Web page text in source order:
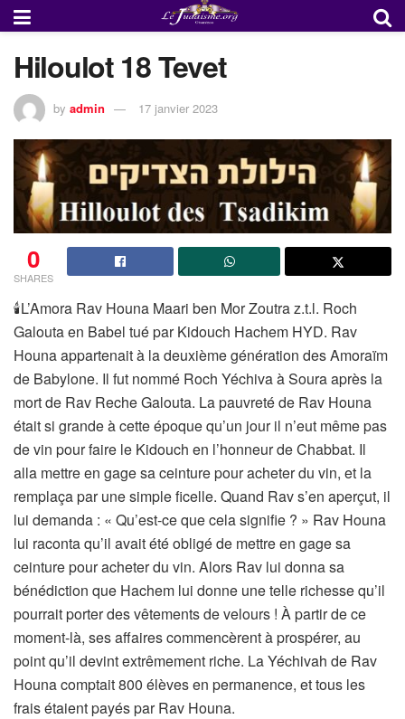
Hiloulot 18 Tevet
by admin 17 janvier 2023
0
SHARES
🕯L’Amora Rav Houna Maari ben Mor Zoutra z.t.l. Roch
Galouta en Babel tué par Kidouch Hachem HYD. Rav
Houna appartenait à la deuxième génération des Amoraïm
de Babylone. Il fut nommé Roch Yéchiva à Soura après la
mort de Rav Reche Galouta. La pauvreté de Rav Houna
était si grande à cette époque qu’un jour il n’eut même pas
de vin pour faire le Kidouch en l’honneur de Chabbat. Il
alla mettre en gage sa ceinture pour acheter du vin, et la
remplaça par une simple ficelle. Quand Rav s’en aperçut, il
lui demanda : « Qu’est-ce que cela signifie ? » Rav Houna
lui raconta qu’il avait été obligé de mettre en gage sa
ceinture pour acheter du vin. Alors Rav lui donna sa
bénédiction que Hachem lui donne une telle richesse qu’il
pourrait porter des vêtements de velours ! À partir de ce
moment-là, ses affaires commencèrent à prospérer, au
point qu’il devint extrêmement riche. La Yéchivah de Rav
Houna comptait 800 élèves en permanence, et tous les
frais étaient payés par Rav Houna.